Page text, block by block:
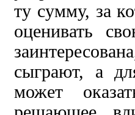
ту сумму, за
оценивать
сыграют, а
может